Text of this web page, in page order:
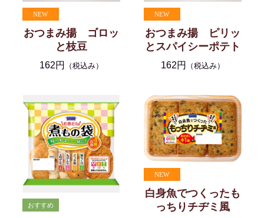
おつまみ揚 ゴロッ
と枝豆
162円 （税込み）
おつまみ揚 ピリッ
とスパイシーポテト
162円 （税込み）
白身魚でつくったも
っちりチヂミ風